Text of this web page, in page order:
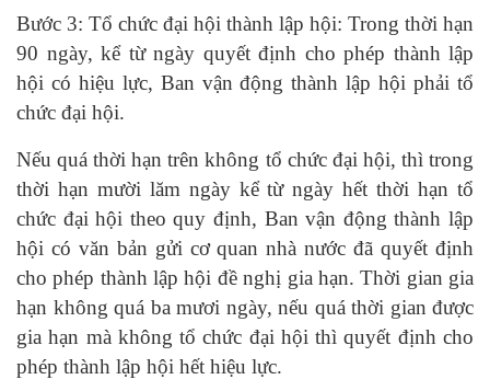
Bước 3: Tổ chức đại hội thành lập hội: Trong thời hạn
90 ngày, kể từ ngày quyết định cho phép thành lập
hội có hiệu lực, Ban vận động thành lập hội phải tổ
chức đại hội.
Nếu quá thời hạn trên không tổ chức đại hội, thì trong
thời hạn mười lăm ngày kể từ ngày hết thời hạn tổ
chức đại hội theo quy định, Ban vận động thành lập
hội có văn bản gửi cơ quan nhà nước đã quyết định
cho phép thành lập hội đề nghị gia hạn. Thời gian gia
hạn không quá ba mươi ngày, nếu quá thời gian được
gia hạn mà không tổ chức đại hội thì quyết định cho
phép thành lập hội hết hiệu lực.